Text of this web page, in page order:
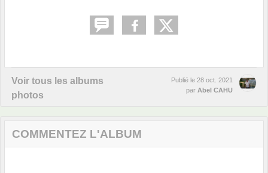
Voir tous les albums
photos
Publié le 28 oct. 2021
par Abel CAHU
COMMENTEZ L'ALBUM